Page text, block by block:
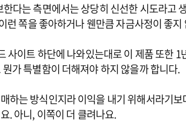
다는 측면에서는 상당히 신선한 시도라고
쪽을 좋아하거나 웬만큼 자금사정이 좋지
이트 하단에 나와있는대로 이 제품 또한 1
가 특별함이 더해져야 하지 않을까 합니다.
하는 방식인지라 이익을 내기 위해서라기보
. 아니, 이쪽이 더 클려나요.